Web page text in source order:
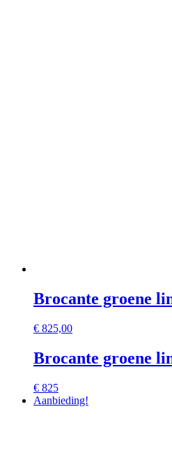
Brocante groene
€ 825,00
Brocante groene
€ 825
Aanbieding!